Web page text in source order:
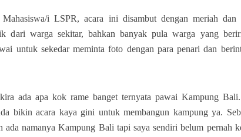
i LSPR, acara ini disambut dengan meriah dan
dari warga sekitar, bahkan banyak pula warga yang
untuk sekedar meminta foto dengan para penari dan
ada apa kok rame banget ternyata pawai Kampung
bikin acara kaya gini untuk membangun kampung ya.
ada namanya Kampung Bali tapi saya sendiri belum pernah